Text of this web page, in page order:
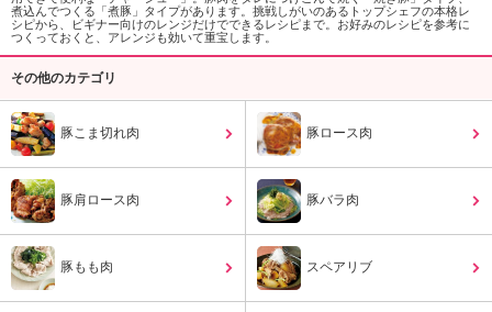
つ
け
N
H
デ
ー
煮込んでつくる「煮豚」タイプがあります。挑戦しがいのあるトップシェフの本格レ
シピから、ビギナー向けのレンジだけでできるレシピまで。お好みのレシピを参考に
つくっておくと、アレンジも効いて重宝します。
その他のカテゴリ
豚こま切れ肉 豚ロース肉
豚肩ロース肉 豚バラ肉
豚もも肉 スペアリブ